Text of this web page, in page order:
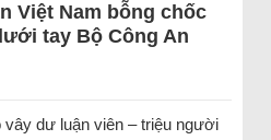
Việt Nam bỗng chốc
tay Bộ Công An
vây dư luận viên – triệu người